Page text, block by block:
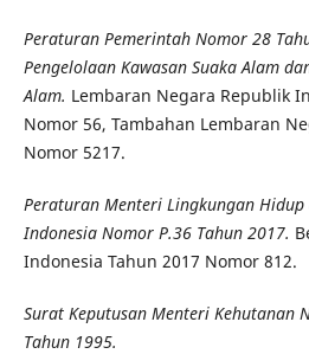
Peraturan Pemerintah Nomor 28
Pengelolaan Kawasan Suaka Alam
Alam. Lembaran Negara Republik
Nomor 56, Tambahan Lembaran
Nomor 5217.
Peraturan Menteri Lingkungan Hidup
Indonesia Nomor P.36 Tahun 2017.
Indonesia Tahun 2017 Nomor 812.
Surat Keputusan Menteri Kehutanan
Tahun 1995.